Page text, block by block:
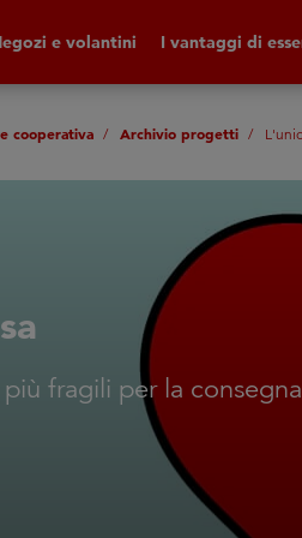
e volantini I vantaggi di
cooperativa Archivio progetti
fragili per la